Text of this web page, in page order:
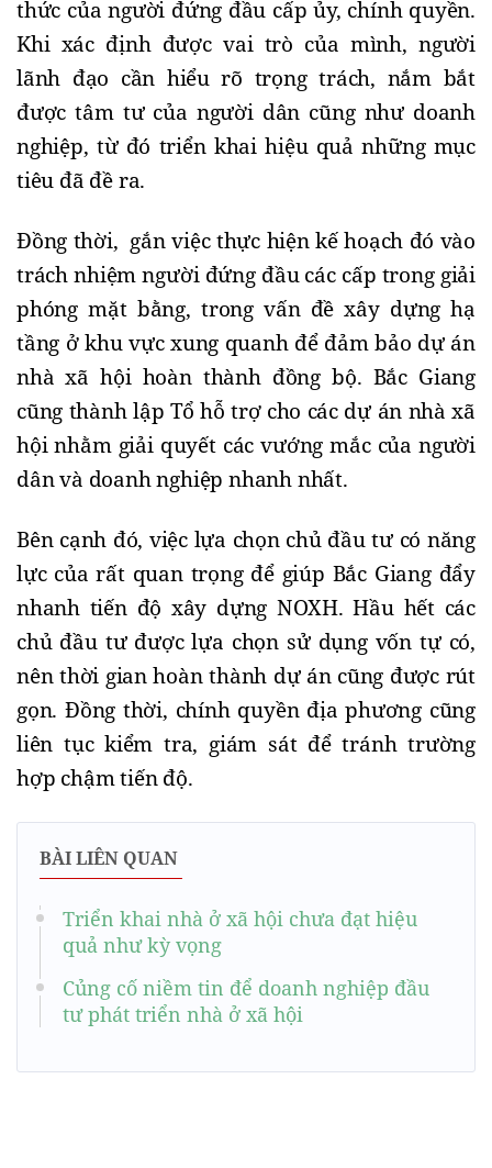
thức của người đứng đầu cấp ủy, chính quyền.
Khi xác định được vai trò của mình, người
lãnh đạo cần hiểu rõ trọng trách, nắm bắt
được tâm tư của người dân cũng như doanh
nghiệp, từ đó triển khai hiệu quả những mục
tiêu đã đề ra.
Đồng thời,  gắn việc thực hiện kế hoạch đó vào
trách nhiệm người đứng đầu các cấp trong giải
phóng mặt bằng, trong vấn đề xây dựng hạ
tầng ở khu vực xung quanh để đảm bảo dự án
nhà xã hội hoàn thành đồng bộ. Bắc Giang
cũng thành lập Tổ hỗ trợ cho các dự án nhà xã
hội nhằm giải quyết các vướng mắc của người
dân và doanh nghiệp nhanh nhất.
Bên cạnh đó, việc lựa chọn chủ đầu tư có năng
lực của rất quan trọng để giúp Bắc Giang đẩy
nhanh tiến độ xây dựng NOXH. Hầu hết các
chủ đầu tư được lựa chọn sử dụng vốn tự có,
nên thời gian hoàn thành dự án cũng được rút
gọn. Đồng thời, chính quyền địa phương cũng
liên tục kiểm tra, giám sát để tránh trường
hợp chậm tiến độ.
BÀI LIÊN QUAN
Triển khai nhà ở xã hội chưa đạt hiệu
quả như kỳ vọng
Củng cố niềm tin để doanh nghiệp đầu
tư phát triển nhà ở xã hội